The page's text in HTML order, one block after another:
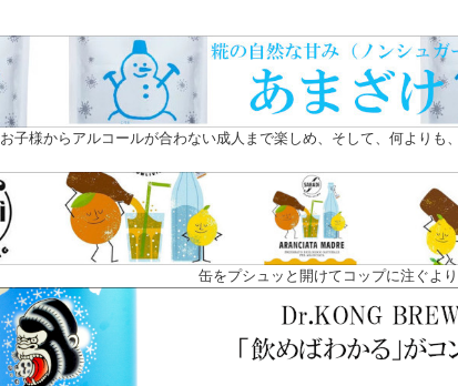
お子様からアルコールが合わない成人まで楽しめ、そして、何より
缶をプシュッと開けてコップに注ぐよ